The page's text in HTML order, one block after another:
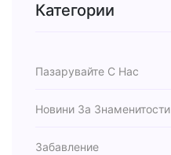
Категории
Пазарувайте С Нас
Новини За Знаменитости
Забавление